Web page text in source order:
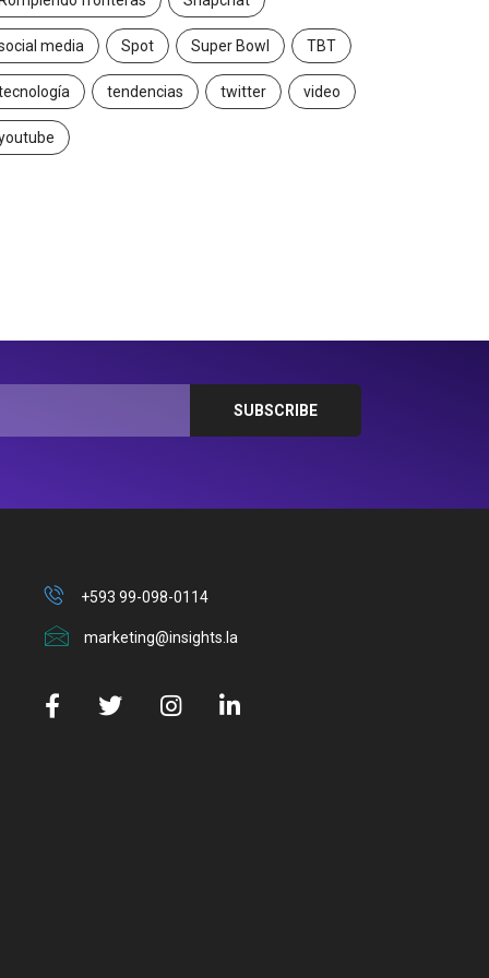
media Spot Super Bowl TBT
tendencias twitter video
+593 99-098-0114
marketing@insights.la